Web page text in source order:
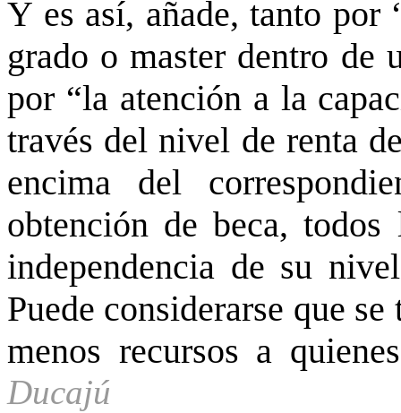
Y es así, añade, tanto por
grado o master dentro de
por “la atención a la
través del nivel de renta
encima del
obtención de beca,
independencia de su
Puede considerarse que
menos recursos a
Ducajú